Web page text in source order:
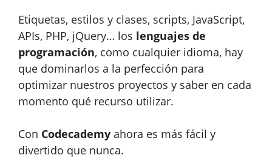
Etiquetas, estilos y clases, scripts, JavaScript,
APIs, PHP, jQuery… los lenguajes de
programación, como cualquier idioma, hay
que dominarlos a la perfección para
optimizar nuestros proyectos y saber en cada
momento qué recurso utilizar.
Con Codecademy ahora es más fácil y
divertido que nunca.